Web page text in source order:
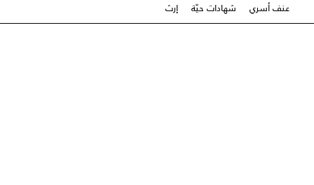
عنف أسري
شهادات حيّة إرث